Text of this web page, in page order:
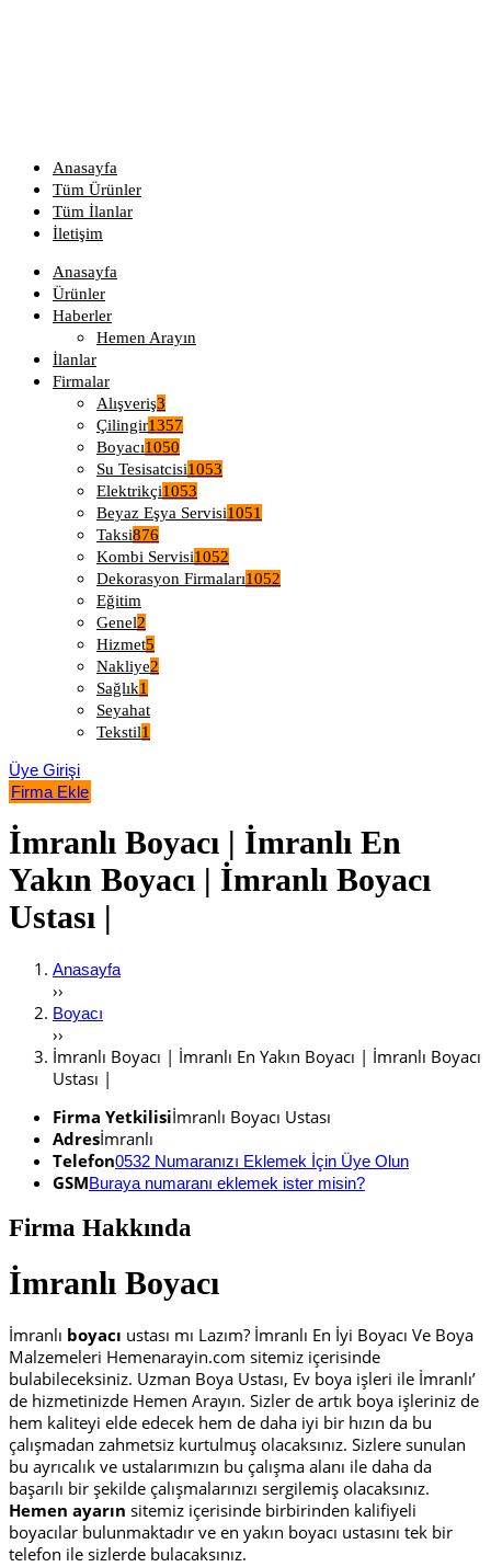
Anasayfa
Tüm Ürünler
Tüm İlanlar
İletişim
Anasayfa
Ürünler
Haberler
Hemen Arayın
İlanlar
Firmalar
Alışveriş3
Çilingir1357
Boyacı1050
Su Tesisatcisi1053
Elektrikçi1053
Beyaz Eşya Servisi1051
Taksi876
Kombi Servisi1052
Dekorasyon Firmaları1052
Eğitim
Genel2
Hizmet5
Nakliye2
Sağlık1
Seyahat
Tekstil1
Üye Girişi
Firma Ekle
İmranlı Boyacı | İmranlı En
Yakın Boyacı | İmranlı Boyacı
Ustası |
Anasayfa
››
Boyacı
››
İmranlı Boyacı | İmranlı En Yakın Boyacı | İmranlı Boyacı
Ustası |
Firma Yetkilisiİmranlı Boyacı Ustası
Adresİmranlı
Telefon0532 Numaranızı Eklemek İçin Üye Olun
GSMBuraya numaranı eklemek ister misin?
Firma Hakkında
İmranlı Boyacı
İmranlı boyacı ustası mı Lazım? İmranlı En İyi Boyacı Ve Boya
Malzemeleri Hemenarayin.com sitemiz içerisinde
bulabileceksiniz. Uzman Boya Ustası, Ev boya işleri ile İmranlı’
de hizmetinizde Hemen Arayın. Sizler de artık boya işleriniz de
hem kaliteyi elde edecek hem de daha iyi bir hızın da bu
çalışmadan zahmetsiz kurtulmuş olacaksınız. Sizlere sunulan
bu ayrıcalık ve ustalarımızın bu çalışma alanı ile daha da
başarılı bir şekilde çalışmalarınızı sergilemiş olacaksınız.
Hemen ayarın sitemiz içerisinde birbirinden kalifiyeli
boyacılar bulunmaktadır ve en yakın boyacı ustasını tek bir
telefon ile sizlerde bulacaksınız.